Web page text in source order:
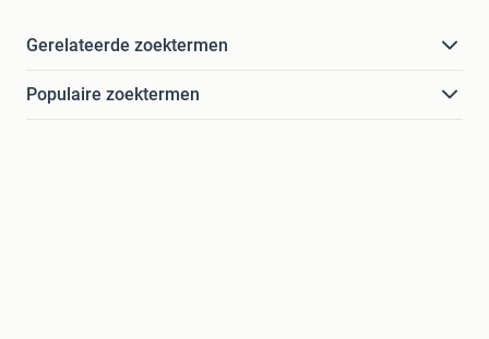
Gerelateerde zoektermen
Populaire zoektermen